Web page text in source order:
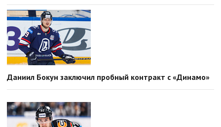
Даниил Бокун заключил пробный контракт с «Динамо»